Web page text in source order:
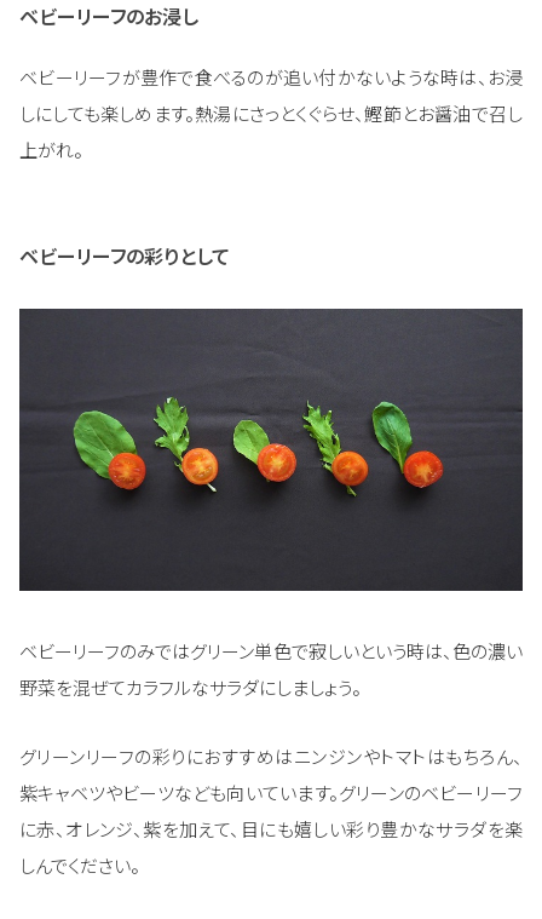
ベビーリーフのお浸し
ベビーリーフが豊作で食べるのが追い付かないような時は、お浸
しにしても楽しめます。熱湯にさっとくぐらせ、鰹節とお醤油で召し
上がれ。
ベビーリーフの彩りとして
ベビーリーフのみではグリーン単色で寂しいという時は、色の濃い
野菜を混ぜてカラフルなサラダにしましょう。
グリーンリーフの彩りにおすすめはニンジンやトマトはもちろん、
紫キャベツやビーツなども向いています。グリーンのベビーリーフ
に赤、オレンジ、紫を加えて、目にも嬉しい彩り豊かなサラダを楽
しんでください。